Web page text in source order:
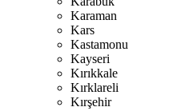
Karaman
Kars
Kastamonu
Kayseri
Kırıkkale
Kırklareli
Kırşehir